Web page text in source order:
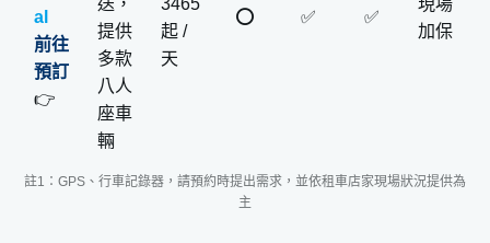
al
前往
預訂
👉
送，
提供
多款
八人
座車
輛
3465
起 /
天
⭕️ ✅ ✅
現場
加保
註1：GPS、行車記錄器，請預約時提出需求，並依租車店家現場狀況提供為
主